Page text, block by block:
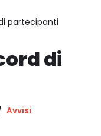
partecipanti
di
Avvisi